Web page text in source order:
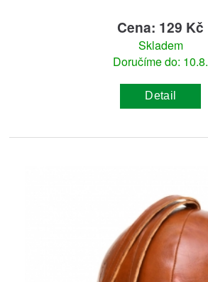
Cena: 129 Kč
Skladem
Doručíme do: 10.8.
Detail